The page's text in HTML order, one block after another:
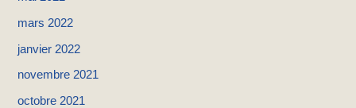
mars 2022
janvier 2022
novembre 2021
octobre 2021